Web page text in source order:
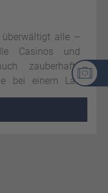
alle –
Casinos und
zauberhafte
bei einem Las